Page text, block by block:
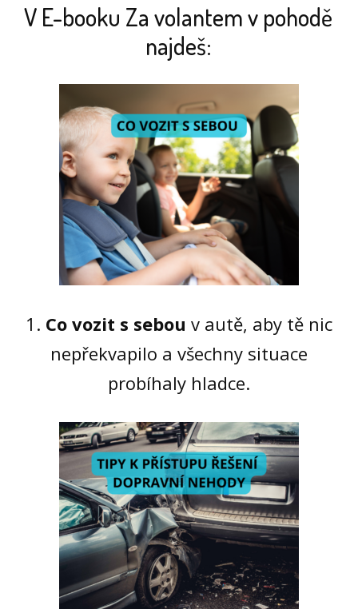
V E-booku Za volantem v pohodě
najdeš:
1. Co vozit s sebou v autě, aby tě nic
nepřekvapilo a všechny situace
probíhaly hladce.